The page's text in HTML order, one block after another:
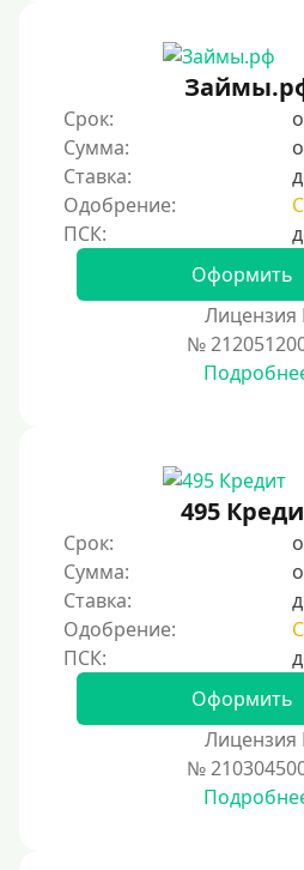
Онлайн круглосуточно
На карту круглосуточно
24/7
Деньги в долг
В долг на карту
Срок
10 дней
2 недели
15 дней
20 дней
30 дней без процентов
Срок:
Сумма:
Ставка:
Одобрение:
Оформить
Лицензия
№
495
Срок:
Сумма:
Ставка:
Одобрение:
Оформить
Лицензия
№